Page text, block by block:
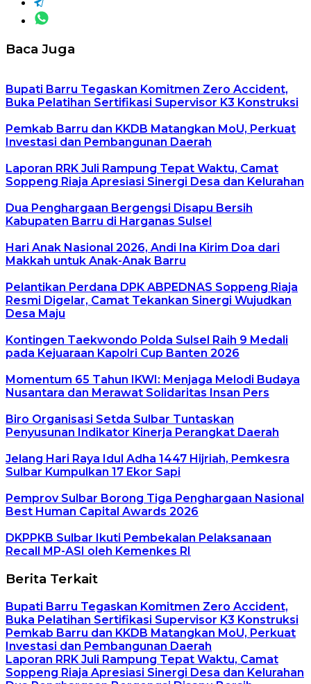
Baca Juga
Bupati Barru Tegaskan Komitmen Zero Accident,
Buka Pelatihan Sertifikasi Supervisor K3 Konstruksi
Pemkab Barru dan KKDB Matangkan MoU, Perkuat
Investasi dan Pembangunan Daerah
Laporan RRK Juli Rampung Tepat Waktu, Camat
Soppeng Riaja Apresiasi Sinergi Desa dan Kelurahan
Dua Penghargaan Bergengsi Disapu Bersih
Kabupaten Barru di Harganas Sulsel
Hari Anak Nasional 2026, Andi Ina Kirim Doa dari
Makkah untuk Anak-Anak Barru
Pelantikan Perdana DPK ABPEDNAS Soppeng Riaja
Resmi Digelar, Camat Tekankan Sinergi Wujudkan
Desa Maju
Kontingen Taekwondo Polda Sulsel Raih 9 Medali
pada Kejuaraan Kapolri Cup Banten 2026
Momentum 65 Tahun IKWI: Menjaga Melodi Budaya
Nusantara dan Merawat Solidaritas Insan Pers
Biro Organisasi Setda Sulbar Tuntaskan
Penyusunan Indikator Kinerja Perangkat Daerah
Jelang Hari Raya Idul Adha 1447 Hijriah, Pemkesra
Sulbar Kumpulkan 17 Ekor Sapi
Pemprov Sulbar Borong Tiga Penghargaan Nasional
Best Human Capital Awards 2026
DKPPKB Sulbar Ikuti Pembekalan Pelaksanaan
Recall MP-ASI oleh Kemenkes RI
Berita Terkait
Bupati Barru Tegaskan Komitmen Zero Accident,
Buka Pelatihan Sertifikasi Supervisor K3 Konstruksi
Pemkab Barru dan KKDB Matangkan MoU, Perkuat
Investasi dan Pembangunan Daerah
Laporan RRK Juli Rampung Tepat Waktu, Camat
Soppeng Riaja Apresiasi Sinergi Desa dan Kelurahan